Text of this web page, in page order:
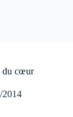
du cœur
2014